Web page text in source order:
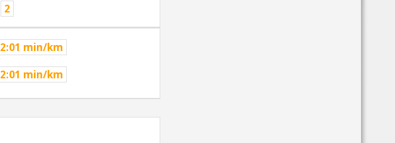
2
2:01 min/km
2:01 min/km